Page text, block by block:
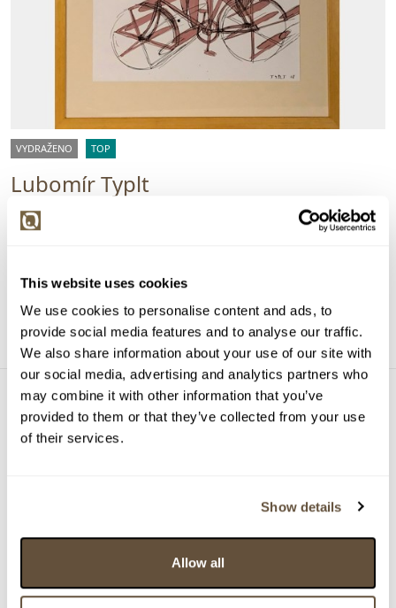
This website uses cookies
We use cookies to personalise content and ads, to
provide social media features and to analyse our traffic.
We also share information about your use of our site with
our social media, advertising and analytics partners who
may combine it with other information that you’ve
provided to them or that they’ve collected from your use
of their services.
Show details
Allow all
VYDRAŽENO TOP
Lubomír Typlt
161092. Agregát
Dražba ukončena: 30.07.2026 20:50:00
Detail